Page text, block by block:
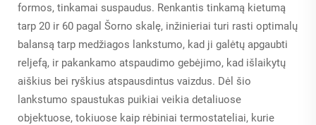
formos, tinkamai suspaudus. Renkantis tinkamą kietumą
tarp 20 ir 60 pagal Šorno skalę, inžinieriai turi rasti optimalų
balansą tarp medžiagos lankstumo, kad ji galėtų apgaubti
reljefą, ir pakankamo atspaudimo gebėjimo, kad išlaikytų
aiškius bei ryškius atspausdintus vaizdus. Dėl šio
lankstumo spaustukas puikiai veikia detaliuose
objektuose, tokiuose kaip rėbiniai termostateliai, kurie